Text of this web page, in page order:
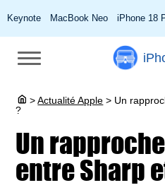
Keynote MacBook Neo iPhone 18
> Actualité Apple > Un
?
Un
entre Sharp